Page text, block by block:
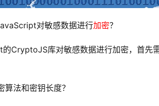
对敏感数据进行加密？
CryptoJS库对敏感数据进行加密，首先
法和密钥长度？